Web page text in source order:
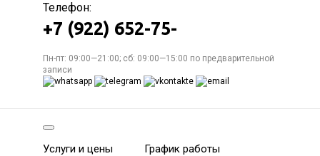
Телефон:
+7 (922) 652-75-
Пн-пт: 09:00—21:00; сб: 09:00—15:00 по предварительной
записи
Услуги и цены График работы